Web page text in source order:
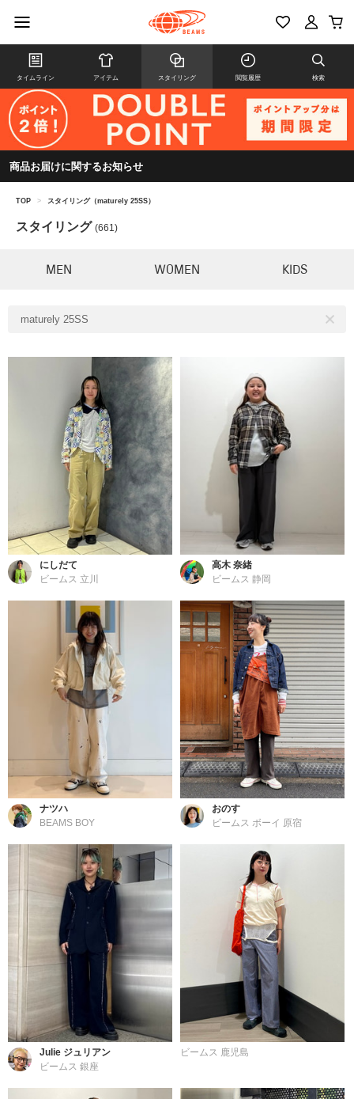
タイムライン アイテム スタイリング 閲覧履歴 検索
商品お届けに関するお知らせ
TOP > スタイリング（maturely 25SS）
スタイリング (661)
MEN WOMEN KIDS
maturely 25SS
にしだて
ビームス 立川
高木 奈緒
ビームス 静岡
ナツハ
BEAMS BOY
おのす
ビームス ボーイ 原宿
Julie ジュリアン
ビームス 銀座
ビームス 鹿児島